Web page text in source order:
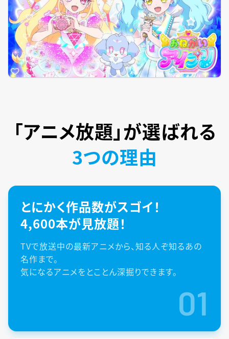
「アニメ放題」が選ばれる
3つの理由
とにかく作品数がスゴイ！
4,600本が見放題！
TVで放送中の最新アニメから、知る人ぞ知るあの
名作まで。
気になるアニメをとことん深掘りできます。
01